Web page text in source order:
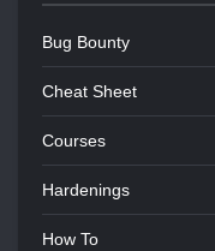
Bug Bounty
Cheat Sheet
Courses
Hardenings
How To